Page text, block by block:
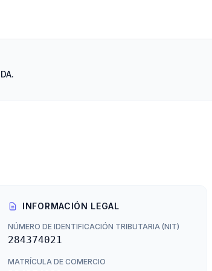
INFORMACIÓN LEGAL
NÚMERO DE IDENTIFICACIÓN TRIBUTARIA (NIT)
284374021
MATRÍCULA DE COMERCIO